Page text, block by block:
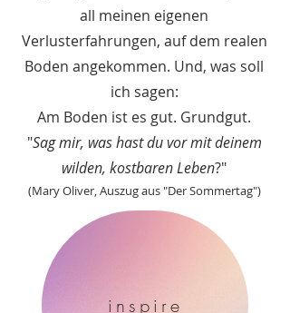
all meinen eigenen
Verlusterfahrungen, auf dem realen
Boden angekommen. Und, was soll
ich sagen:
Am Boden ist es gut. Grundgut.
"Sag mir, was hast du vor mit deinem
wilden, kostbaren Leben?"
(Mary Oliver, Auszug aus "Der Sommertag")
inspire